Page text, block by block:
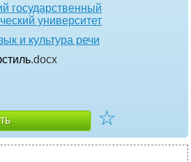
государственный
университет
и культура речи
.docx
☆